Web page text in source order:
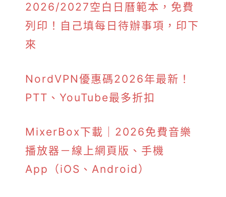
2026/2027空白日曆範本，免費
列印！自己填每日待辦事項，印下
來
NordVPN優惠碼2026年最新！
PTT、YouTube最多折扣
MixerBox下載｜2026免費音樂
播放器－線上網頁版、手機
App（iOS、Android）